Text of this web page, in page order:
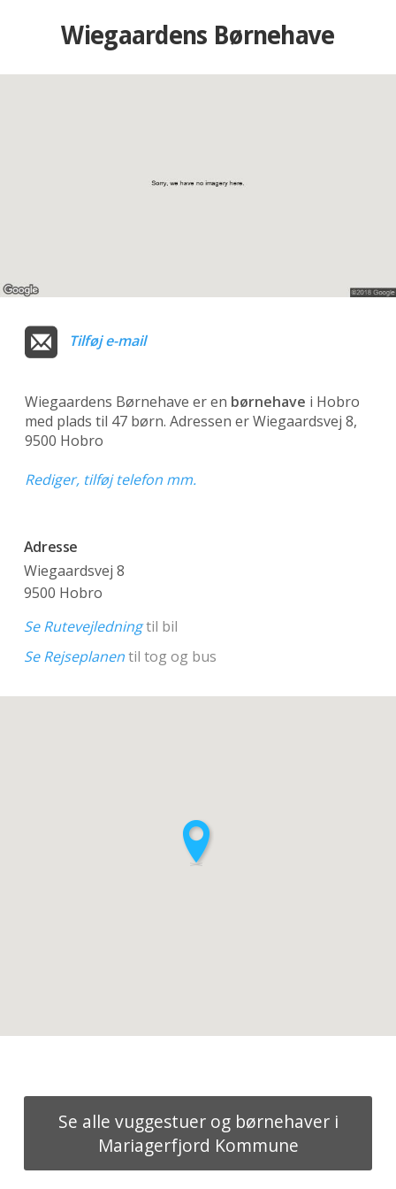
Wiegaardens Børnehave
Tilføj e-mail
Wiegaardens Børnehave er en børnehave i Hobro
med plads til 47 børn. Adressen er Wiegaardsvej 8,
9500 Hobro
Rediger, tilføj telefon mm.
Adresse
Wiegaardsvej 8
9500 Hobro
Se Rutevejledningtil bil
Se Rejseplanentil tog og bus
Se alle vuggestuer og børnehaver i
Mariagerfjord Kommune